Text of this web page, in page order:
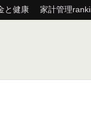
と健康 家計管理